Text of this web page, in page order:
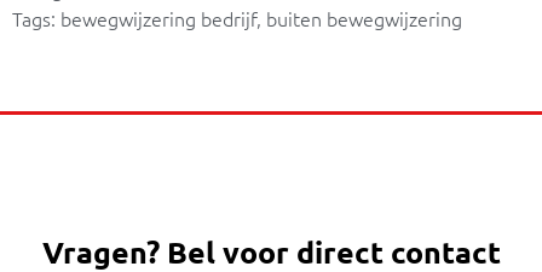
Tags: bewegwijzering bedrijf, buiten bewegwijzering
Vragen? Bel voor direct contact